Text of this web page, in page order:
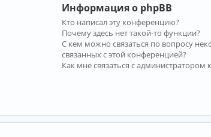
Информация о phpBB
Кто написал эту конференцию?
Почему здесь нет такой-то функции?
С кем можно связаться по вопросу
связанных с этой конференцией?
Как мне связаться с администратором